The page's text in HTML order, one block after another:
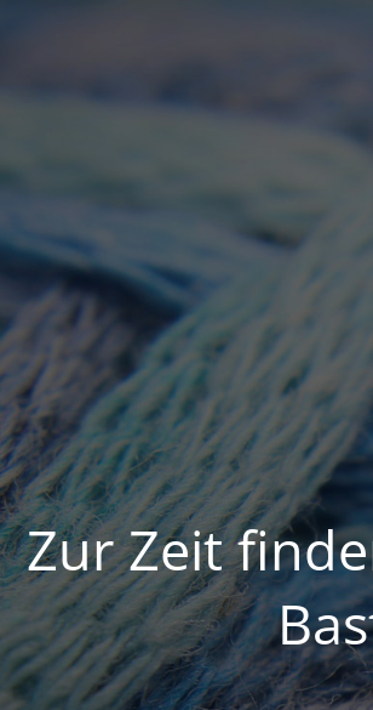
Zur Zeit